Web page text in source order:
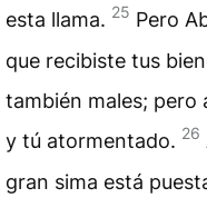
esta llama. 25 Pero
que recibiste tus
también males; pero
y tú atormentado. 26
gran sima está